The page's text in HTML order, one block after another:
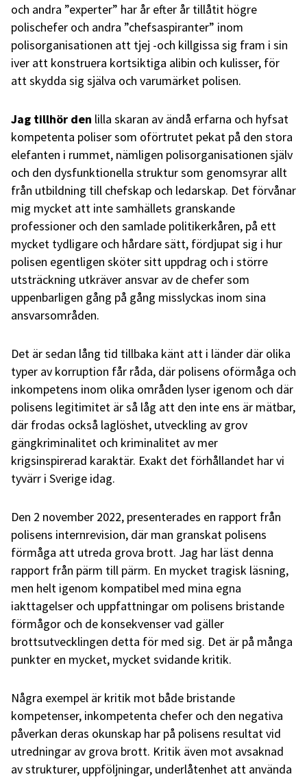
och andra ”experter” har år efter år tillåtit högre
polischefer och andra ”chefsaspiranter” inom
polisorganisationen att tjej -och killgissa sig fram i sin
iver att konstruera kortsiktiga alibin och kulisser, för
att skydda sig själva och varumärket polisen.
Jag tillhör den lilla skaran av ändå erfarna och hyfsat
kompetenta poliser som oförtrutet pekat på den stora
elefanten i rummet, nämligen polisorganisationen själv
och den dysfunktionella struktur som genomsyrar allt
från utbildning till chefskap och ledarskap. Det förvånar
mig mycket att inte samhällets granskande
professioner och den samlade politikerkåren, på ett
mycket tydligare och hårdare sätt, fördjupat sig i hur
polisen egentligen sköter sitt uppdrag och i större
utsträckning utkräver ansvar av de chefer som
uppenbarligen gång på gång misslyckas inom sina
ansvarsområden.
Det är sedan lång tid tillbaka känt att i länder där olika
typer av korruption får råda, där polisens oförmåga och
inkompetens inom olika områden lyser igenom och där
polisens legitimitet är så låg att den inte ens är mätbar,
där frodas också laglöshet, utveckling av grov
gängkriminalitet och kriminalitet av mer
krigsinspirerad karaktär. Exakt det förhållandet har vi
tyvärr i Sverige idag.
Den 2 november 2022, presenterades en rapport från
polisens internrevision, där man granskat polisens
förmåga att utreda grova brott. Jag har läst denna
rapport från pärm till pärm. En mycket tragisk läsning,
men helt igenom kompatibel med mina egna
iakttagelser och uppfattningar om polisens bristande
förmågor och de konsekvenser vad gäller
brottsutvecklingen detta för med sig. Det är på många
punkter en mycket, mycket svidande kritik.
Några exempel är kritik mot både bristande
kompetenser, inkompetenta chefer och den negativa
påverkan deras okunskap har på polisens resultat vid
utredningar av grova brott. Kritik även mot avsaknad
av strukturer, uppföljningar, underlåtenhet att använda